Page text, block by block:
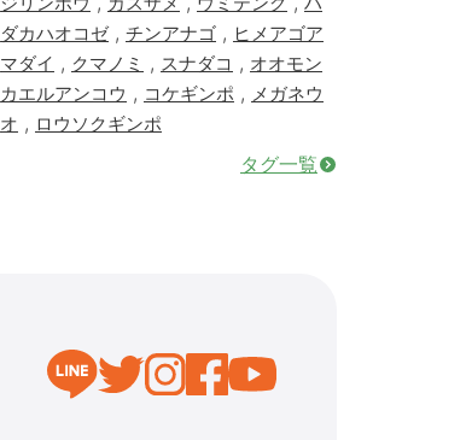
ダカハオコゼ, チンアナゴ , ヒメアゴア
マダイ , クマノミ , スナダコ , オオモン
カエルアンコウ , コケギンポ , メガネウ
オ , ロウソクギンポ
タグ一覧